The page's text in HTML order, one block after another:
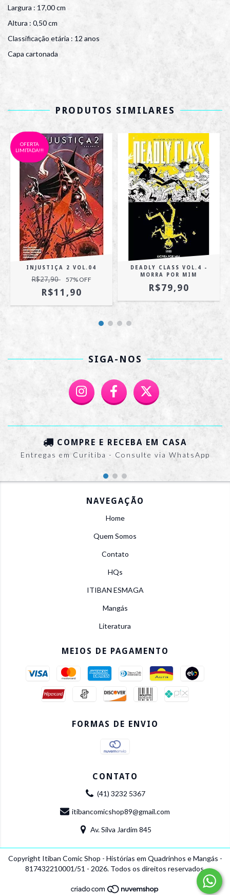
Largura : 17,00 cm
Altura : 0,50 cm
Classificação etária : 12 anos
Capa cartonada
PRODUTOS SIMILARES
OFERTA
LIMITADA!!!
INJUSTIÇA 2 VOL.04
R$27,90 57% OFF
R$11,90
DEADLY CLASS VOL.4 -
MORRA POR MIM
R$79,90
SIGA-NOS
COMPRE E RECEBA EM CASA
Entregas em Curitiba - Consulte via WhatsApp
NAVEGAÇÃO
Home
Quem Somos
Contato
HQs
ITIBAN ESMAGA
Mangás
Literatura
MEIOS DE PAGAMENTO
FORMAS DE ENVIO
CONTATO
(41) 3232 5367
itibancomicshop89@gmail.com
Av. Silva Jardim 845
Copyright Itiban Comic Shop - Histórias em Quadrinhos e Mangás -
817432210001/51 - 2026. Todos os direitos reservados.